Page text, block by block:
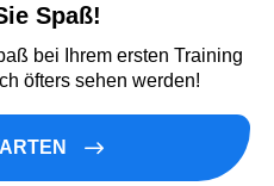
Spaß!
bei Ihrem ersten Training
öfters sehen werden!